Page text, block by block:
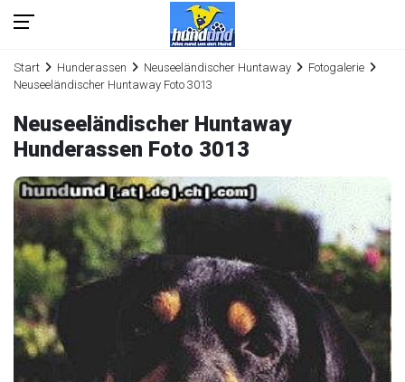
Start Hunderassen Neuseeländischer Huntaway
Fotogalerie
Neuseeländischer Huntaway Foto 3013
Neuseeländischer Huntaway
Hunderassen Foto 3013